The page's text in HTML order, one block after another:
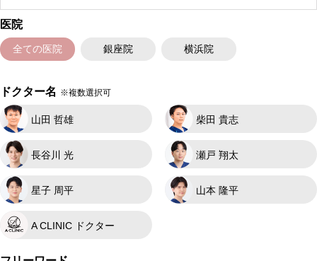
医院
全ての医院 銀座院 横浜院
ドクター名 ※複数選択可
山田 哲雄 柴田 貴志
長谷川 光 瀬戸 翔太
星子 周平 山本 隆平
A CLINIC ドクター